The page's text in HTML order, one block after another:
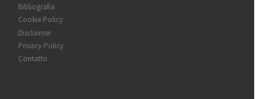
Bibliografia
Cookie Policy
Disclaimer
Privacy Policy
Contatto